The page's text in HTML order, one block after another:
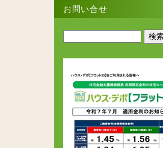
お問い合せ